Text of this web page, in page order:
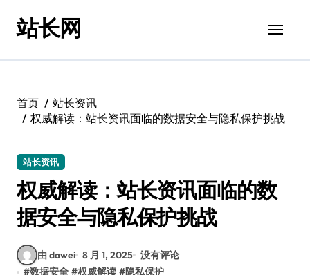
站长网
首页
站长资讯
权威解读：站长资讯面临的数据安全与隐私保护挑战
站长资讯
权威解读：站长资讯面临的数
据安全与隐私保护挑战
由 dawei 8 月 1, 2025 没有评论
#数据安全 #权威解读 #隐私保护